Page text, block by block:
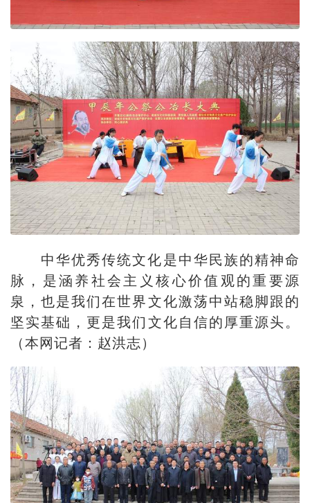
中华优秀传统文化是中华民族的精神命
脉，是涵养社会主义核心价值观的重要源
泉，也是我们在世界文化激荡中站稳脚跟的
坚实基础，更是我们文化自信的厚重源头。
（本网记者：赵洪志）